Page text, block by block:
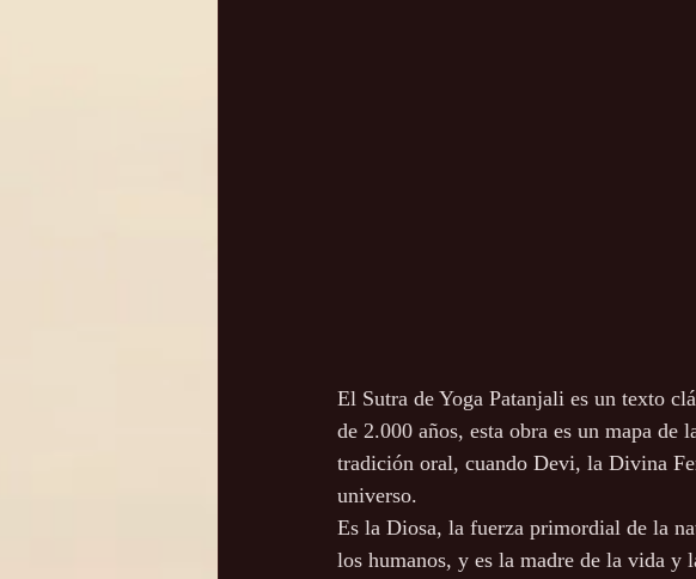
El Sutra de Yoga Patanjali es un texto
de 2.000 años, esta obra es un mapa
tradición oral, cuando Devi, la Divina
universo.
Es la Diosa, la fuerza primordial de la
los humanos, y es la madre de la vida y